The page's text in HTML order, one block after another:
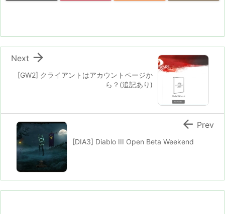
[GW2] クライアントはアカウントページか
ら？(追記あり)

Next
[DIA3] Diablo III Open Beta Weekend
 Prev